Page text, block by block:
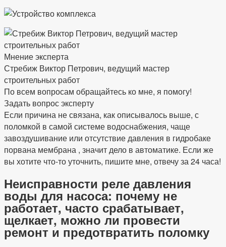
Мнение эксперта
Стребиж Виктор Петрович, ведущий мастер
строительных работ
По всем вопросам обращайтесь ко мне, я помогу!
Задать вопрос эксперту
Если причина не связана, как описывалось выше, с
поломкой в самой системе водоснабжения, чаще
завоздушивание или отсутствие давления в гидробаке
порвана мембрана , значит дело в автоматике. Если же
вы хотите что-то уточнить, пишите мне, отвечу за 24 часа!
Неисправности реле давления
воды для насоса: почему не
работает, часто срабатывает,
щелкает, можно ли провести
ремонт и предотвратить поломку